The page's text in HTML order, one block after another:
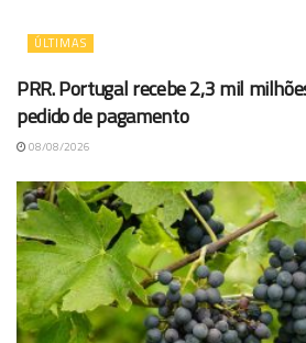
ÚLTIMAS
PRR. Portugal recebe 2,3 mil
pedido de pagamento
08/08/2026